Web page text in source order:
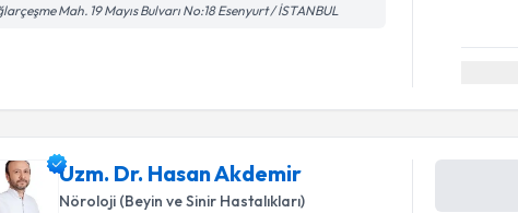
Mah. 19 Mayıs Bulvarı No:18 Esenyurt / İSTANBUL
Uzm. Dr. Hasan Akdemir
Nöroloji (Beyin ve Sinir Hastalıkları)